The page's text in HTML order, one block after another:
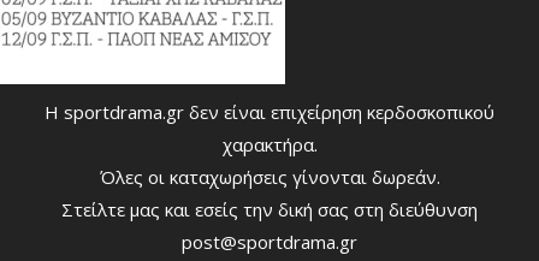
Η sportdrama.gr δεν είναι επιχείρηση κερδοσκοπικού
χαρακτήρα.
Όλες οι καταχωρήσεις γίνονται δωρεάν.
Στείλτε μας και εσείς την δική σας στη διεύθυνση
post@sportdrama.gr